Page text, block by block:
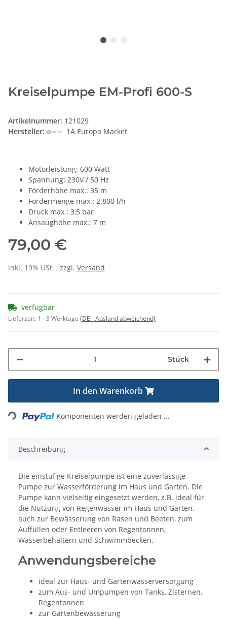
Kreiselpumpe EM-Profi 600-S
Artikelnummer: 121029
Hersteller:
1A Europa Market
Motorleistung: 600 Watt
Spannung: 230V / 50 Hz
Förderhöhe max.: 35 m
Fördermenge max.: 2.800 l/h
Druck max.: 3,5 bar
Ansaughöhe max.: 7 m
79,00 €
inkl. 19% USt. , zzgl. Versand
verfügbar
Lieferzeit: 1 - 3 Werktage (DE - Ausland abweichend)
Stück
In den Warenkorb
Loading... Komponenten werden geladen ...
Beschreibung
Die einstufige Kreiselpumpe ist eine zuverlässige
Pumpe zur Wasserförderung im Haus und Garten. Die
Pumpe kann vielseitig eingesetzt werden, z.B. ideal für
die Nutzung von Regenwasser im Haus und Garten,
auch zur Bewässerung von Rasen und Beeten, zum
Auffüllen oder Entleeren von Regentonnen,
Wasserbehältern und Schwimmbecken.
Anwendungsbereiche
ideal zur Haus- und Gartenwasserversorgung
zum Aus- und Umpumpen von Tanks, Zisternen,
Regentonnen
zur Gartenbewässerung